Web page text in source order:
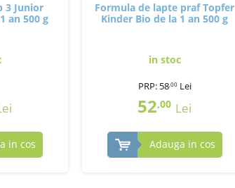
3 Junior
an 500 g
in cos
Formula de lapte praf Topfer
Kinder Bio de la 1 an 500 g
in stoc
PRP: 58,00 Lei
52,00 Lei
Adauga in cos